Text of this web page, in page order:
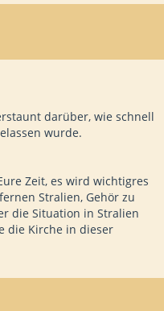
darüber, wie schnell
wurde.
Zeit, es wird wichtigres
Stralien, Gehör zu
die Situation in Stralien
die Kirche in dieser